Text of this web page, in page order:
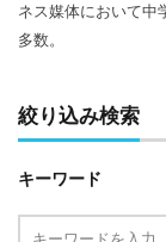
ネス媒体において中
多数。
絞り込み検索
キーワード